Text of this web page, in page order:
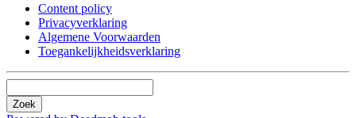
Content policy
Privacyverklaring
Algemene Voorwaarden
Toegankelijkheidsverklaring
Zoek